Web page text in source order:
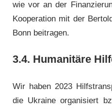
wie vor an der
Kooperation mit der
Bonn beitragen.
3.4. Humanitäre
Wir haben 2023
die Ukraine organisiert